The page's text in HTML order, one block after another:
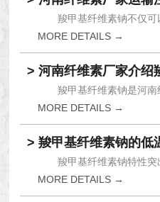
MORE DETAILS →
MORE DETAILS →
> 羧甲基纤维素钠的低
MORE DETAILS →